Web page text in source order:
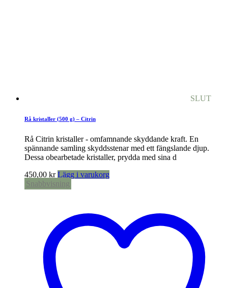
SLUT
Rå kristaller (500 g) – Citrin
Rå Citrin kristaller - omfamnande skyddande kraft. En
spännande samling skyddsstenar med ett fängslande djup.
Dessa obearbetade kristaller, prydda med sina d
450,00 kr Lägg i varukorg
Snabbvisning